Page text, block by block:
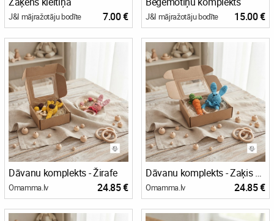
J&I mājražotāju bodīte 7.00 € J&I mājražotāju bodīte 15.00 €
Dāvanu komplekts - Žirafe
Omamma.lv 24.85 €
Dāvanu komplekts - Zaķis ar burkānu
Omamma.lv 24.85 €